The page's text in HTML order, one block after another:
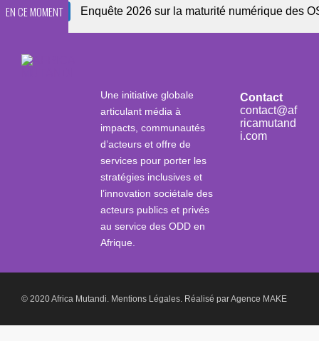
EN CE MOMENTEnquête 2026 sur la maturité numérique des OSC
Une initiative globale
articulant média à
impacts, communautés
d’acteurs et offre de
services pour porter les
stratégies inclusives et
l’innovation sociétale des
acteurs publics et privés
au service des ODD en
Afrique.
Contact
contact@af
ricamutand
i.com
© 2020 Africa Mutandi. Mentions Légales. Réalisé parAgence MAKE